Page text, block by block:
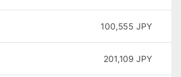
100,555 JPY
201,109 JPY